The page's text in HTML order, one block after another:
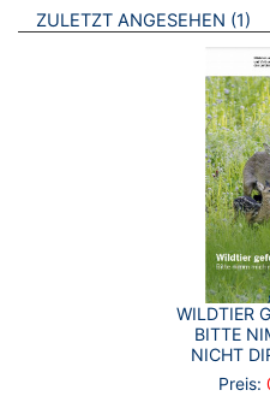
ZULETZT ANGESEHEN 1
WILDTIER
BITTE
NICHT
Preis: